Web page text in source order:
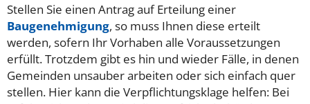
Stellen Sie einen Antrag auf Erteilung einer
Baugenehmigung, so muss Ihnen diese erteilt
werden, sofern Ihr Vorhaben alle Voraussetzungen
erfüllt. Trotzdem gibt es hin und wieder Fälle, in denen
Gemeinden unsauber arbeiten oder sich einfach quer
stellen. Hier kann die Verpflichtungsklage helfen: Bei